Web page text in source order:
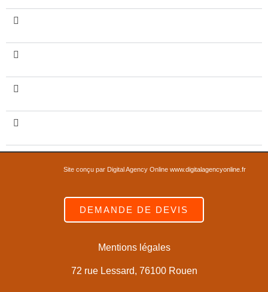
Site conçu par Digital Agency Online www.digitalagencyonline.fr
DEMANDE DE DEVIS
Mentions légales
72 rue Lessard, 76100 Rouen